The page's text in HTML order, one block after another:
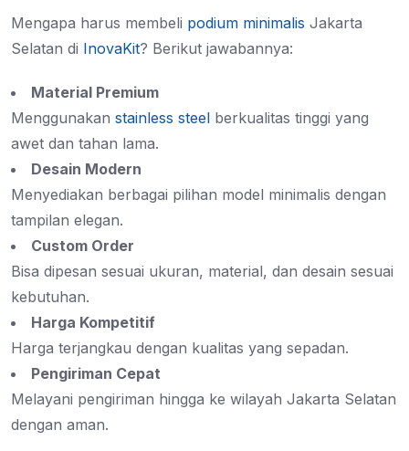
Mengapa harus membeli podium minimalis Jakarta
Selatan di InovaKit? Berikut jawabannya:
Material Premium
Menggunakan stainless steel berkualitas tinggi yang
awet dan tahan lama.
Desain Modern
Menyediakan berbagai pilihan model minimalis dengan
tampilan elegan.
Custom Order
Bisa dipesan sesuai ukuran, material, dan desain sesuai
kebutuhan.
Harga Kompetitif
Harga terjangkau dengan kualitas yang sepadan.
Pengiriman Cepat
Melayani pengiriman hingga ke wilayah Jakarta Selatan
dengan aman.